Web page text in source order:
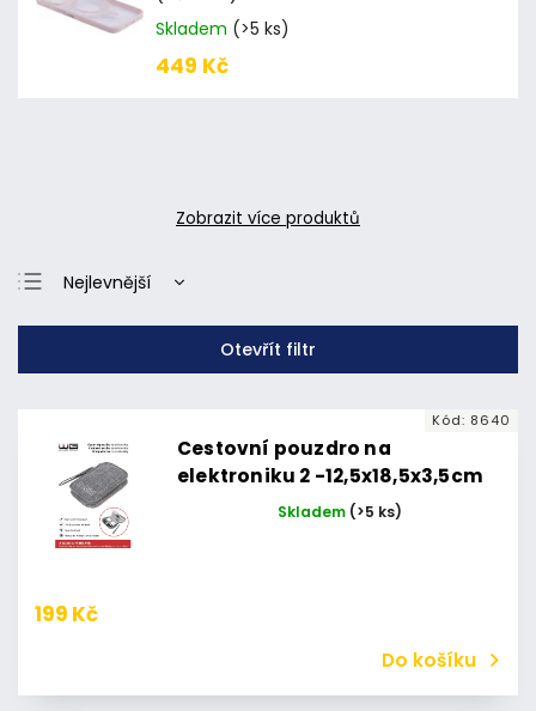
Skladem (>5 ks)
449 Kč
Zobrazit více produktů
Nejlevnější
Nejdražší
Otevřít filtr
Cestovní pouzdro na
elektroniku 2 -12,5x18,5x3,5cm
Skladem (>5 ks)
199 Kč
Do košíku
Kód: 8640